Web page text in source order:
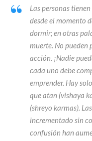
Las personas
desde el momento
dormir; en otras
muerte. No pueden
acción. ¡Nadie
cada uno debe
emprender. Hay
que atan (vishaya
(shreyo karmas).
incrementado sin
confusión han